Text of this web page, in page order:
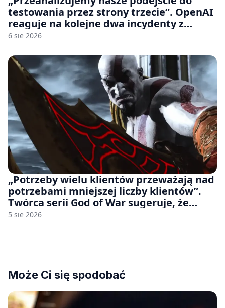
testowania przez strony trzecie”. OpenAI
reaguje na kolejne dwa incydenty z
udziałem autorskich modeli
6 sie 2026
„Potrzeby wielu klientów przeważają nad
potrzebami mniejszej liczby klientów”.
Twórca serii God of War sugeruje, że
rozumie, dlaczego Sony rezygnuje z gier
5 sie 2026
Może Ci się spodobać